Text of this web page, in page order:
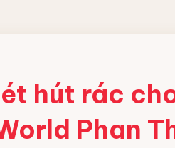
giặt chính
gia tăng độ kiềm
tẩy trắng
hút rác
Phan